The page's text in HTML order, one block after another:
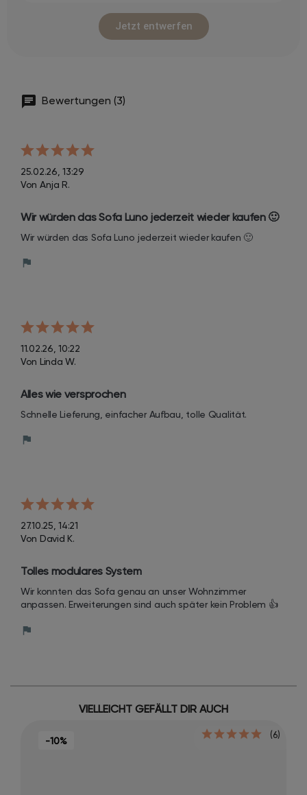
Jetzt entwerfen
Bewertungen (3)
25.02.26, 13:29
Von Anja R.
Wir würden das Sofa Luno jederzeit wieder kaufen 🙂
Wir würden das Sofa Luno jederzeit wieder kaufen 🙂
11.02.26, 10:22
Von Linda W.
Alles wie versprochen
Schnelle Lieferung, einfacher Aufbau, tolle Qualität.
27.10.25, 14:21
Von David K.
Tolles modulares System
Wir konnten das Sofa genau an unser Wohnzimmer
anpassen. Erweiterungen sind auch später kein Problem 👍
VIELLEICHT GEFÄLLT DIR AUCH
-10% (6)